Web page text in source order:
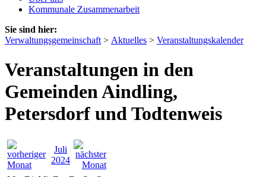
Kommunale Zusammenarbeit
Sie sind hier:
Verwaltungsgemeinschaft > Aktuelles > Veranstaltungskalender
Veranstaltungen in den
Gemeinden Aindling,
Petersdorf und Todtenweis
Juli
2024